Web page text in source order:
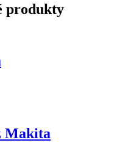
produkty
Makita